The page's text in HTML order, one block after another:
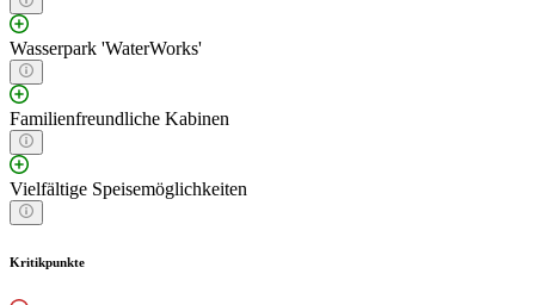
Wasserpark 'WaterWorks'
Familienfreundliche Kabinen
Vielfältige Speisemöglichkeiten
Kritikpunkte